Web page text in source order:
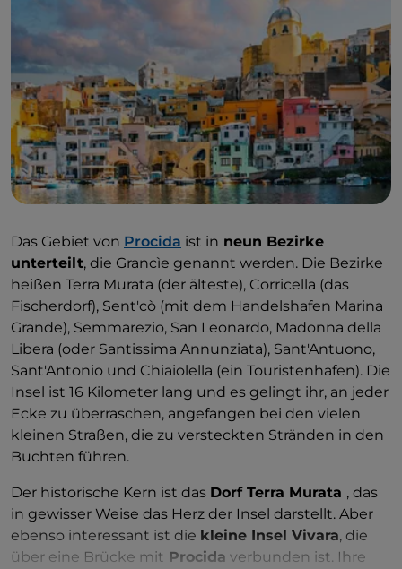
Das Gebiet von Procida ist in neun Bezirke
unterteilt, die Grancìe genannt werden. Die Bezirke
heißen Terra Murata (der älteste), Corricella (das
Fischerdorf), Sent'cò (mit dem Handelshafen Marina
Grande), Semmarezio, San Leonardo, Madonna della
Libera (oder Santissima Annunziata), Sant'Antuono,
Sant'Antonio und Chiaiolella (ein Touristenhafen). Die
Insel ist 16 Kilometer lang und es gelingt ihr, an jeder
Ecke zu überraschen, angefangen bei den vielen
kleinen Straßen, die zu versteckten Stränden in den
Buchten führen.
Der historische Kern ist das Dorf Terra Murata , das
in gewisser Weise das Herz der Insel darstellt. Aber
ebenso interessant ist die kleine Insel Vivara, die
über eine Brücke mit Procida verbunden ist. Ihre